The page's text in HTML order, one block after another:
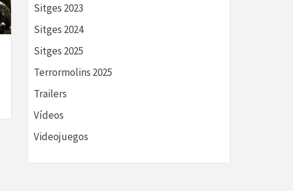
Sitges 2023
Sitges 2024
Sitges 2025
Terrormolins 2025
Trailers
Vídeos
Videojuegos